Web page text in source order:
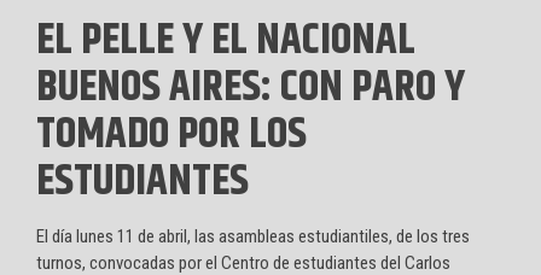
EL PELLE Y EL NACIONAL
BUENOS AIRES: CON PARO Y
TOMADO POR LOS
ESTUDIANTES
El día lunes 11 de abril, las asambleas estudiantiles, de los tres
turnos, convocadas por el Centro de estudiantes del Carlos